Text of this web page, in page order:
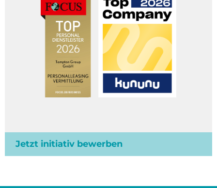
Jetzt initiativ bewerben